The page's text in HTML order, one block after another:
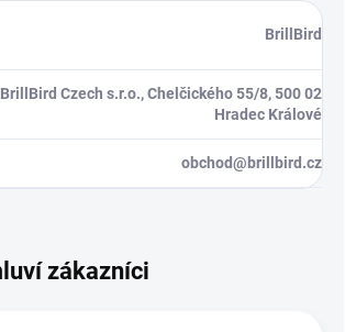
BrillBird
BrillBird Czech s.r.o., Chelčického 55/8, 500 02
Hradec Králové
obchod@brillbird.cz